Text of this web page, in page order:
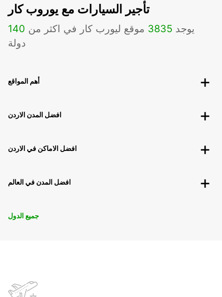
تأجير السيارات مع يوروب كار
يوجد 3835 موقع ليورب كار في اكثر من 140
دولة
أهم المواقع
افضل المدن الاردن
افضل الاماكن في الاردن
افضل المدن في العالم
جميع الدول